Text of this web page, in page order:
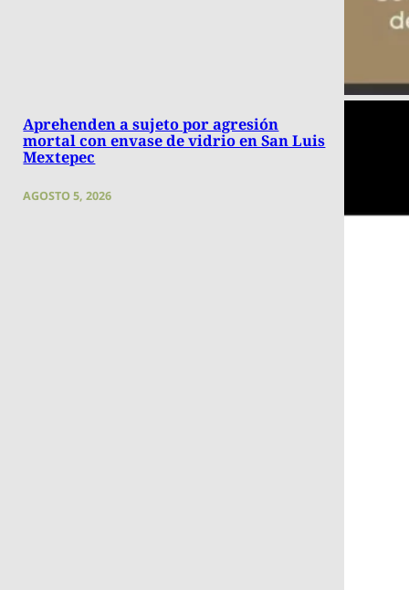
Aprehenden a sujeto por agresión
mortal con envase de vidrio en San Luis
Mextepec
AGOSTO 5, 2026